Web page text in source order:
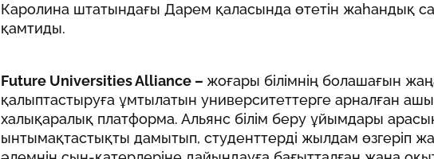
Каролина штатындағы Дарем қаласында өтетін жаһандық
қамтиды.
Future Universities Alliance – жоғары білімнің болашағын
қалыптастыруға ұмтылатын университеттерге арналған
халықаралық платформа. Альянс білім беру ұйымдары
ынтымақтастықты дамытып, студенттерді жылдам өзгеріп